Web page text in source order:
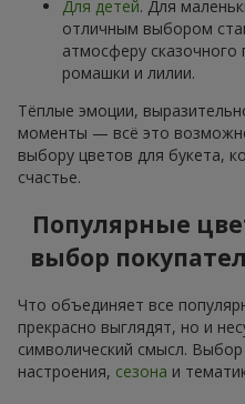
Для детей. Для
отличным выбором
атмосферу сказочного
ромашки и лилии.
Тёплые эмоции,
моменты — всё это
выбору цветов для букета,
счастье.
Популярные
выбор
Что объединяет все
прекрасно выглядят, но и
символический смысл.
настроения, сезона и